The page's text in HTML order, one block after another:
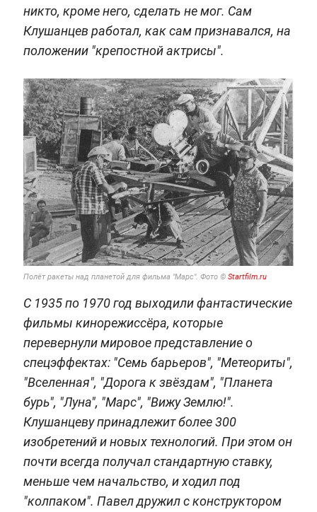
никто, кроме него, сделать не мог. Сам
Клушанцев работал, как сам признавался, на
положении "крепостной актрисы".
Полёт ракеты над планетой для фильма "Марс". Фото © Startfilm.ru
С 1935 по 1970 год выходили фантастические
фильмы кинорежиссёра, которые
перевернули мировое представление о
спецэффектах: "Семь барьеров", "Метеориты",
"Вселенная", "Дорога к звёздам", "Планета
бурь", "Луна", "Марс", "Вижу Землю!".
Клушанцеву принадлежит более 300
изобретений и новых технологий. При этом он
почти всегда получал стандартную ставку,
меньше чем начальство, и ходил под
"колпаком". Павел дружил с конструктором